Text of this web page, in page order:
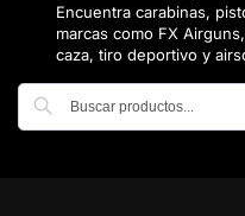
Encuentra carabinas,
marcas como FX
caza, tiro deportivo y